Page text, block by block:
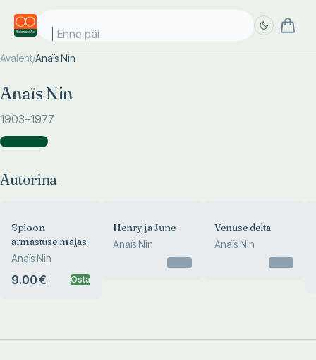
Enne päik
Avaleht/Anaïs Nin
Anaïs Nin
1903–1977
Autorina )
Autorina
Spioon
armastuse majas
Anaïs Nin
9.00 € Osta
Henry ja June
Anaïs Nin
Venuse delta
Anaïs Nin